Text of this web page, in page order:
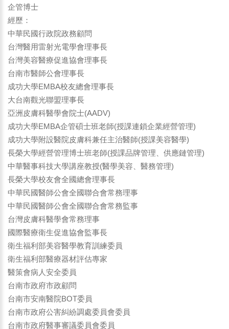
企管博士
經歷：
中華民國行政院政務顧問
台灣醫用雷射光電學會理事長
台灣美容醫療促進協會理事長
台南市醫師公會理事長
成功大學EMBA校友總會理事長
大台南觀光聯盟理事長
亞洲皮膚科醫學會院士(AADV)
成功大學EMBA企管碩士班老師(授課連鎖企業經營管理)
成功大學附設醫院皮膚科兼任主治醫師(授課美容醫學)
長榮大學經營管理博士班老師(授課品牌管理、供應鏈管理)
中華醫事科技大學講座教授(醫學美容、醫務管理)
長榮大學校友會全國總會理事長
中華民國醫師公會全國聯合會常務理事
中華民國醫師公會全國聯合會常務監事
台灣皮膚科醫學會常務理事
國際醫療衛生促進協會監事長
衛生福利部美容醫學教育訓練委員
衛生福利部醫療器材評估專家
醫策會病人安全委員
台南市政府市政顧問
台南市安南醫院BOT委員
台南市政府公害糾紛調處委員會委員
台南市政府醫事審議委員會委員